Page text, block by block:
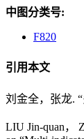
中图分类号:
F820
引用本文
刘金全，张龙.
LIU Jin-quan，